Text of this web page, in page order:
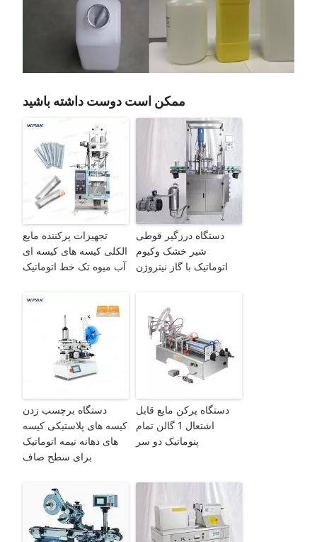
ممکن است دوست داشته باشید
دستگاه درزگیر قوطی
شیر خشک وکیوم
اتوماتیک با گاز نیتروژن
تجهیزات پرکننده مایع
الکلی کیسه های کیسه ای
آب میوه تک خط اتوماتیک
دستگاه پرکن مایع قابل
اشتعال 1 گالن تمام
پنوماتیک دو سر
دستگاه برچسب زدن
کیسه های پلاستیکی کیسه
های دهانه نیمه اتوماتیک
برای سطح صاف